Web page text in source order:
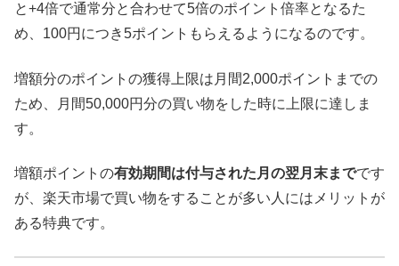
と+4倍で通常分と合わせて5倍のポイント倍率となるた
め、100円につき5ポイントもらえるようになるのです。
増額分のポイントの獲得上限は月間2,000ポイントまでの
ため、月間50,000円分の買い物をした時に上限に達しま
す。
増額ポイントの有効期間は付与された月の翌月末までです
が、楽天市場で買い物をすることが多い人にはメリットが
ある特典です。